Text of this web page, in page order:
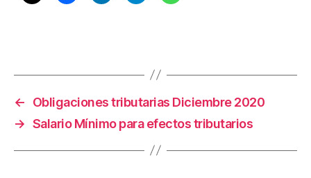
i
ti
u
←
Obligaciones tributarias Diciembre 2020
→ Salario Mínimo para efectos tributarios